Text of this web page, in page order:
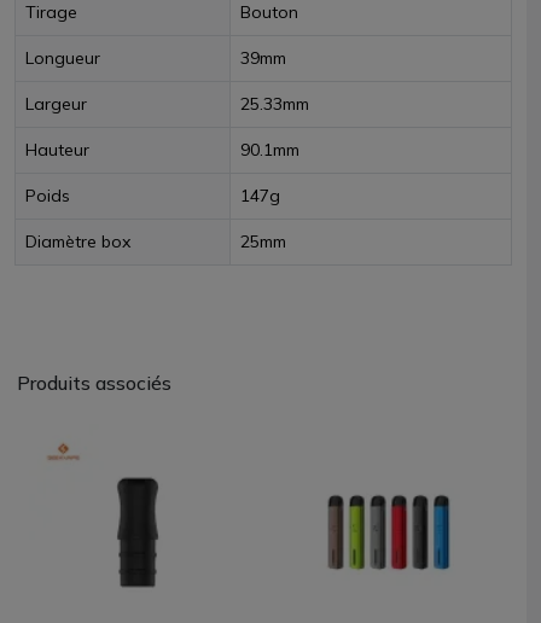
Tirage Bouton
Longueur 39mm
Largeur 25.33mm
Hauteur 90.1mm
Poids 147g
Diamètre box 25mm
Produits associés